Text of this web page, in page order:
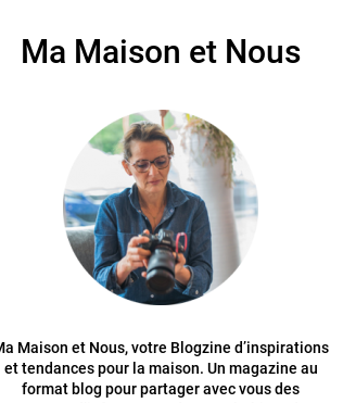
Ma Maison et Nous
Maison et Nous, votre Blogzine d’inspirations
et tendances pour la maison. Un magazine au
format blog pour partager avec vous des